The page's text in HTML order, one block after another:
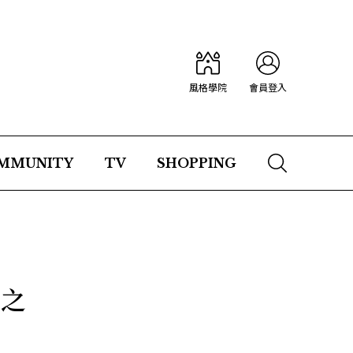
風格學院 會員登入
TV SHOPPING